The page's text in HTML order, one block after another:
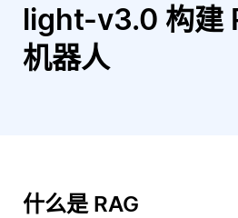
light-v3.0 构建
机器人
什么是 RAG